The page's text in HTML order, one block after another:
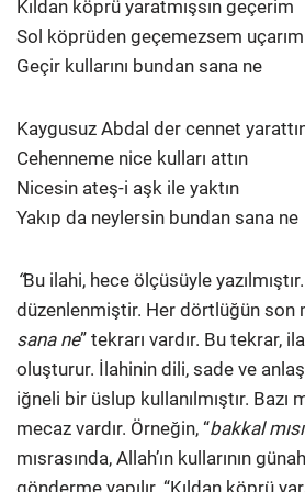
Kıldan köprü yaratmışsın geçerim
Sol köprüden geçemezsem uçarım
Geçir kullarını bundan sana ne
Kaygusuz Abdal der cennet
Cehenneme nice kulları attın
Nicesin ateş-i aşk ile yaktın
Yakıp da neylersin bundan sana ne
“Bu ilahi, hece ölçüsüyle
düzenlenmiştir. Her dörtlüğün son
sana ne” tekrarı vardır. Bu tekrar,
oluşturur. İlahinin dili, sade ve
iğneli bir üslup kullanılmıştır. Bazı
mecaz vardır. Örneğin, “bakkal
mısrasında, Allah’ın kullarının
gönderme yapılır. “Kıldan köprü